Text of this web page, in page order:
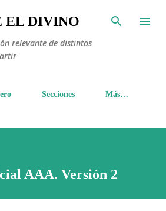
contenido principal
EL DIVINO
relevante de distintos
Secciones Más…
AAA. Versión 2